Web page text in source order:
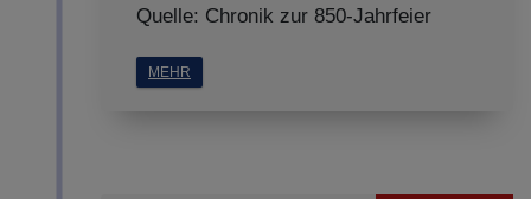
Quelle: Chronik zur 850-Jahrfeier
MEHR